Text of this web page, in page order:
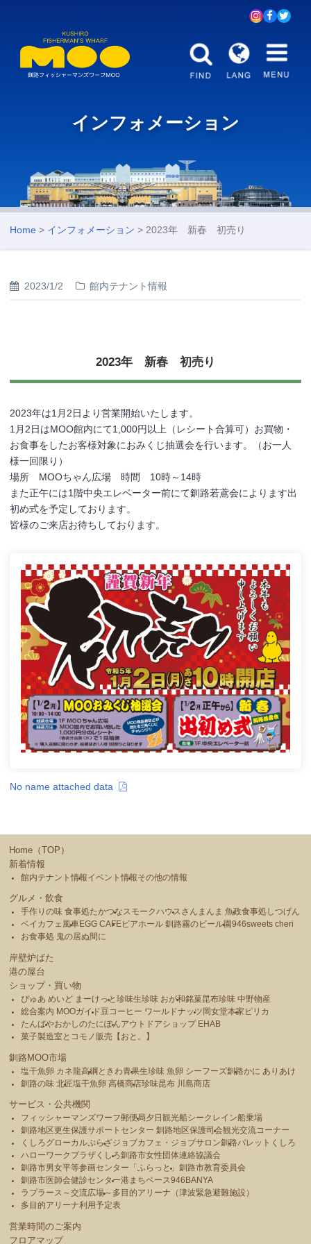
インフォメーション
Home > インフォメーション > 2023年 新春 初売り
2023/1/2 館内テナント情報
2023年 新春 初売り
2023年は1月2日より営業開始いたします。
1月2日はMOO館内にて1,000円以上（レシート合算可）お買物・
お食事をしたお客様対象におみくじ抽選会を行います。（お一人
様一回限り）
場所 MOOちゃん広場 時間 10時～14時
また正午には1階中央エレベーター前にて釧路若鳶会によります出
初め式を予定しております。
皆様のご来店お待ちしております。
No name attached data
Home（TOP）
新着情報
館内テナント情報イベント情報その他の情報
グルメ・飲食
手作りの味 食事処たかつなスモークハウスさんまんま 魚政食事処しつげん
ベイカフェ風車EGG CAFE ビアホール 釧路霧のビール園946sweets cheri
お食事処 鬼の居ぬ間に
岸壁炉ばた
港の屋台
ショップ・買い物
ぴゅあ めいど まーけっと珍味生珍味 おが和銘菓昆布珍味 中野物産
総合案内 MOOガイド豆コーヒー ワールドナッツ 岡女堂本家 ピリカ
たんばやおかしのたにぽんアウトドアショップ EHAB
菓子製造室とコモノ販売【おと。】
釧路MOO市場
塩干魚卵 カネ龍高綱 ときわ青果生珍味 魚卵 シーフーズ釧路かに ありあけ
釧路の味 北匠塩干魚卵 高橋商店珍味昆布 川島商店
サービス・公共機関
フィッシャーマンズワーフ郵便局夕日観光船シークレイン船乗場
釧路地区更生保護サポートセンター 釧路地区保護司会観光交流コーナー
くしろグローカルぷらざジョブカフェ・ジョブサロン釧路パレットくしろ
ハローワークプラザくしろ釧路市女性団体連絡協議会
釧路市男女平等参画センター「ふらっと」釧路市教育委員会
釧路市医師会健診センター港まちベース946BANYA
ラプラース～交流広場～ 多目的アリーナ（津波緊急避難施設）
多目的アリーナ利用予定表
営業時間のご案内
フロアマップ